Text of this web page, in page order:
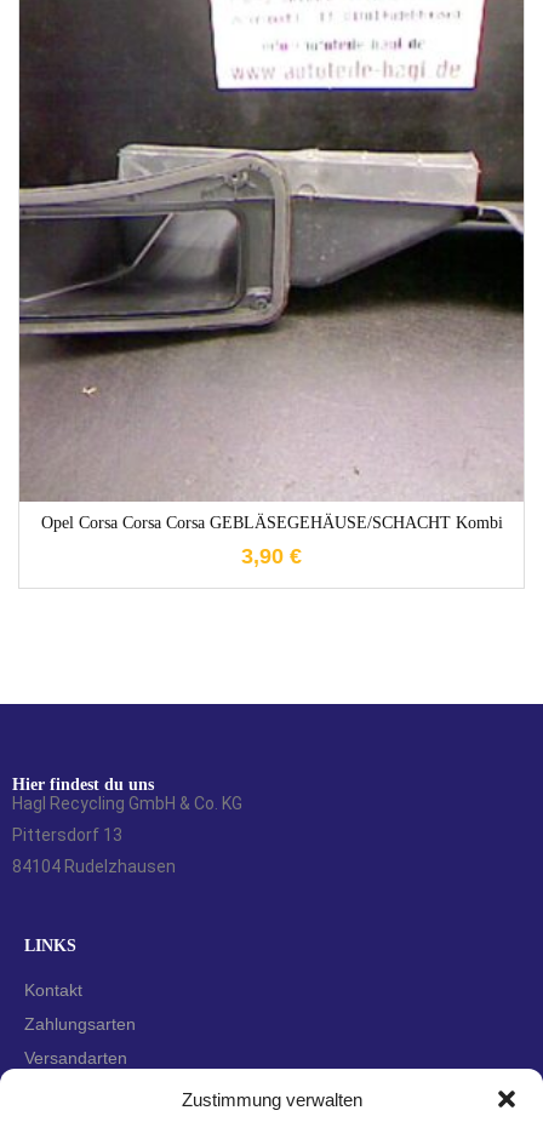
Zustimmung verwalten
Opel Corsa Corsa Corsa GEBLÄSEGEHÄUSE/SCHACHT Kombi
3,90 €
1-3 Werktage
Hier findest du uns
Hagl Recycling GmbH & Co. KG
Pittersdorf 13
84104 Rudelzhausen
LINKS
Kontakt
Zahlungsarten
Versandarten